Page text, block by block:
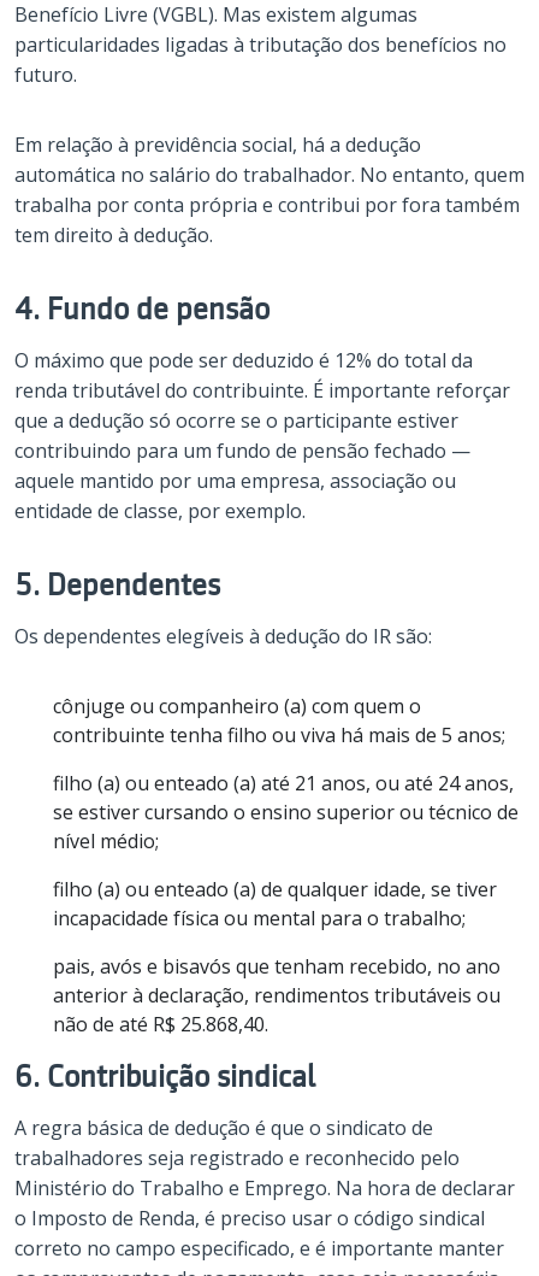
Benefício Livre (VGBL). Mas existem algumas
particularidades ligadas à tributação dos benefícios no
futuro.
Em relação à previdência social, há a dedução
automática no salário do trabalhador. No entanto, quem
trabalha por conta própria e contribui por fora também
tem direito à dedução.
4. Fundo de pensão
O máximo que pode ser deduzido é 12% do total da
renda tributável do contribuinte. É importante reforçar
que a dedução só ocorre se o participante estiver
contribuindo para um fundo de pensão fechado —
aquele mantido por uma empresa, associação ou
entidade de classe, por exemplo.
5. Dependentes
Os dependentes elegíveis à dedução do IR são:
cônjuge ou companheiro (a) com quem o
contribuinte tenha filho ou viva há mais de 5 anos;
filho (a) ou enteado (a) até 21 anos, ou até 24 anos,
se estiver cursando o ensino superior ou técnico de
nível médio;
filho (a) ou enteado (a) de qualquer idade, se tiver
incapacidade física ou mental para o trabalho;
pais, avós e bisavós que tenham recebido, no ano
anterior à declaração, rendimentos tributáveis ou
não de até R$ 25.868,40.
6. Contribuição sindical
A regra básica de dedução é que o sindicato de
trabalhadores seja registrado e reconhecido pelo
Ministério do Trabalho e Emprego. Na hora de declarar
o Imposto de Renda, é preciso usar o código sindical
correto no campo especificado, e é importante manter